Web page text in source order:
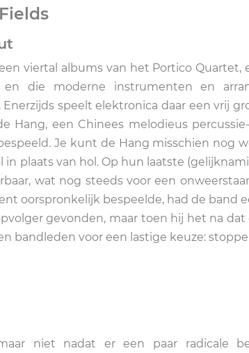
viertal albums van het Portico
en die moderne instrumenten en
speelt elektronica daar een vrij
Hang, een Chinees melodieus
Je kunt de Hang misschien nog
plaats van hol. Op hun laatste
wat nog steeds voor een
oorspronkelijk bespeelde, had de band
gevonden, maar toen hij het na
bandleden voor een lastige keuze:
niet nadat er een paar radicale